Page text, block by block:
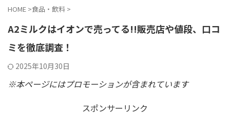
HOME >食品・飲料 >
A2ミルクはイオンで売ってる!!販売店や値段、口コ
ミを徹底調査！
2025年10月30日
※本ページにはプロモーションが含まれています
スポンサーリンク